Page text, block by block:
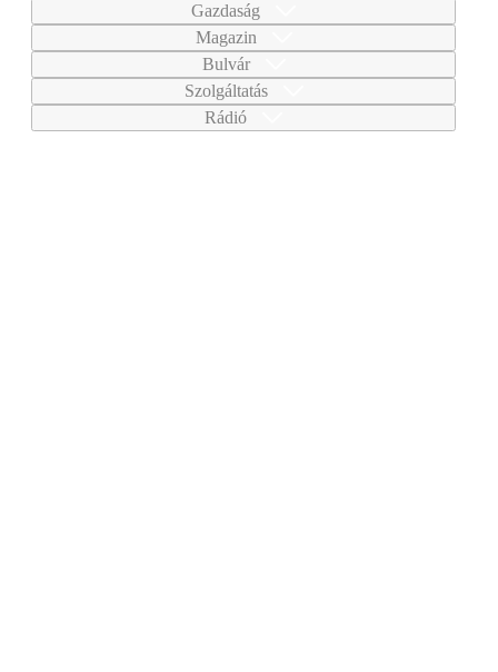
Gazdaság
Magazin
Bulvár
Szolgáltatás
Rádió